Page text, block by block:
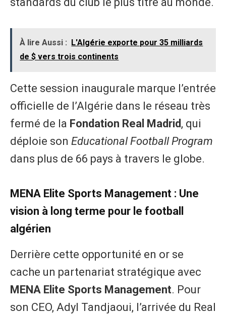
À lire Aussi :
L'Algérie exporte pour 35 milliards
de $ vers trois continents
​Cette session inaugurale marque l’entrée
officielle de l’Algérie dans le réseau très
fermé de la Fondation Real Madrid , qui
déploie son Educational Football Program
dans plus de 66 pays à travers le globe.
​MENA Elite Sports Management : Une
vision à long terme pour le football
algérien
​Derrière cette opportunité en or se
cache un partenariat stratégique avec
MENA Elite Sports Management. Pour
son CEO, Adyl Tandjaoui, l’arrivée du Real